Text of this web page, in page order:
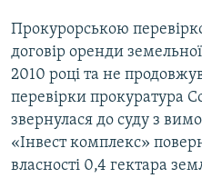
Прокурорською
договір оренди
2010 році та не
перевірки прокуратура
звернулася до суду з
«Інвест комплекс»
власності 0,4 гектара